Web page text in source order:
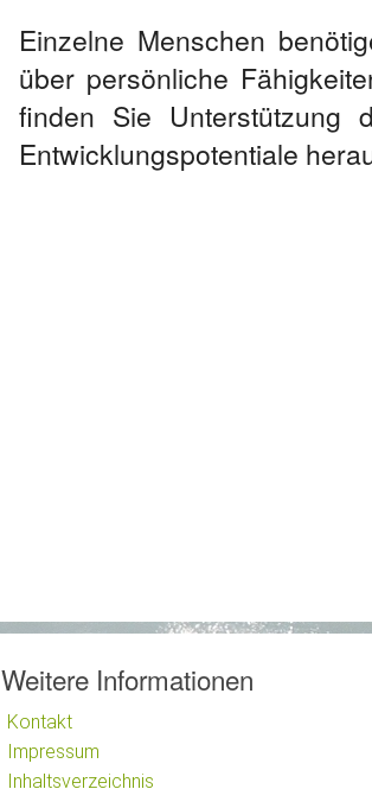
Einzelne Menschen
über persönliche
finden Sie Unterstützung
Entwicklungspotentiale
Weitere Informationen
Kontakt
Impressum
Inhaltsverzeichnis